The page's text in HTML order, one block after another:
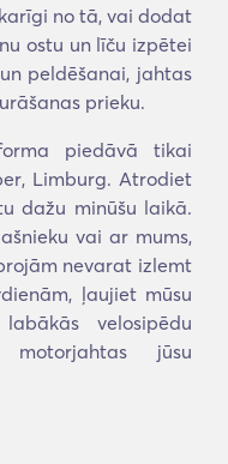
no tā, vai dodat
ostu un līču izpētei
peldēšanai, jahtas
prieku.
piedāvā tikai
Limburg. Atrodiet
dažu minūšu laikā.
vai ar mums,
nevarat izlemt
ļaujiet mūsu
velosipēdu
jūsu